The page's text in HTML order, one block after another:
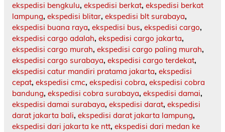
ekspedisi bengkulu, ekspedisi berkat, ekspedisi berkat
lampung, ekspedisi blitar, ekspedisi blt surabaya,
ekspedisi buana raya, ekspedisi bus, ekspedisi cargo,
ekspedisi cargo adalah, ekspedisi cargo jakarta,
ekspedisi cargo murah, ekspedisi cargo paling murah,
ekspedisi cargo surabaya, ekspedisi cargo terdekat,
ekspedisi catur mandiri pratama jakarta, ekspedisi
cepat, ekspedisi cmc, ekspedisi cobra, ekspedisi cobra
bandung, ekspedisi cobra surabaya, ekspedisi damai,
ekspedisi damai surabaya, ekspedisi darat, ekspedisi
darat jakarta bali, ekspedisi darat jakarta lampung,
ekspedisi dari jakarta ke ntt, ekspedisi dari medan ke